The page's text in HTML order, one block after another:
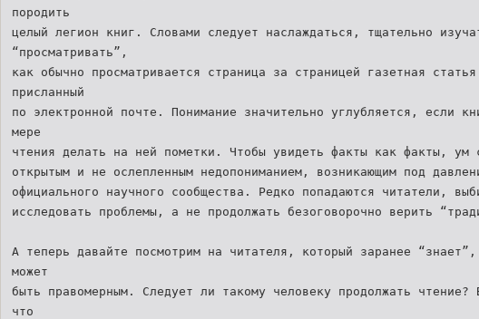
породить
целый легион книг. Словами следует наслаждаться, тщательно
“просматривать”,
как обычно просматривается страница за страницей газетная
присланный
по электронной почте. Понимание значительно углубляется, если
мере
чтения делать на ней пометки. Чтобы увидеть факты как факты, ум
открытым и не ослепленным недопониманием, возникающим под
официального научного сообщества. Редко попадаются читатели,
исследовать проблемы, а не продолжать безоговорочно верить
А теперь давайте посмотрим на читателя, который заранее
может
быть правомерным. Следует ли такому человеку продолжать чтение?
что